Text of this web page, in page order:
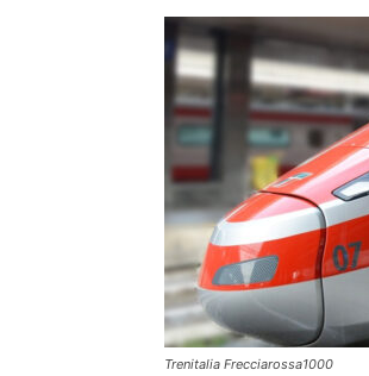
Trenitalia Frecciarossa1000